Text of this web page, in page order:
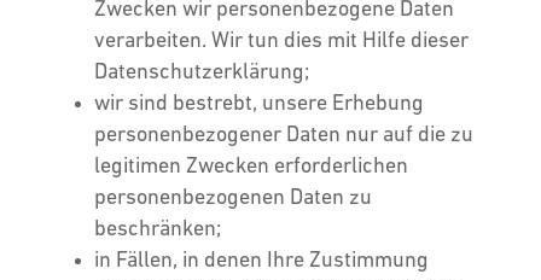
Zwecken wir personenbezogene Daten
verarbeiten. Wir tun dies mit Hilfe dieser
Datenschutzerklärung;
wir sind bestrebt, unsere Erhebung
personenbezogener Daten nur auf die zu
legitimen Zwecken erforderlichen
personenbezogenen Daten zu
beschränken;
in Fällen, in denen Ihre Zustimmung